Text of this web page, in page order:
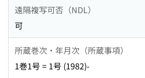
遠隔複写可否（NDL）
可
所蔵巻次・年月次（所蔵事項）
1巻1号 = 1号 (1982)-